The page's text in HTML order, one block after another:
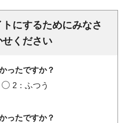
にするためにみなさ
せください
ったですか？
2：ふつう
ったですか？